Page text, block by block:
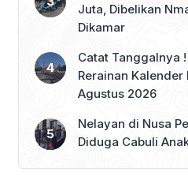
Juta, Dibelikan
Dikamar
Catat Tanggalnya
Rerainan
Agustus 2026
Nelayan di Nusa
Diduga Cabuli